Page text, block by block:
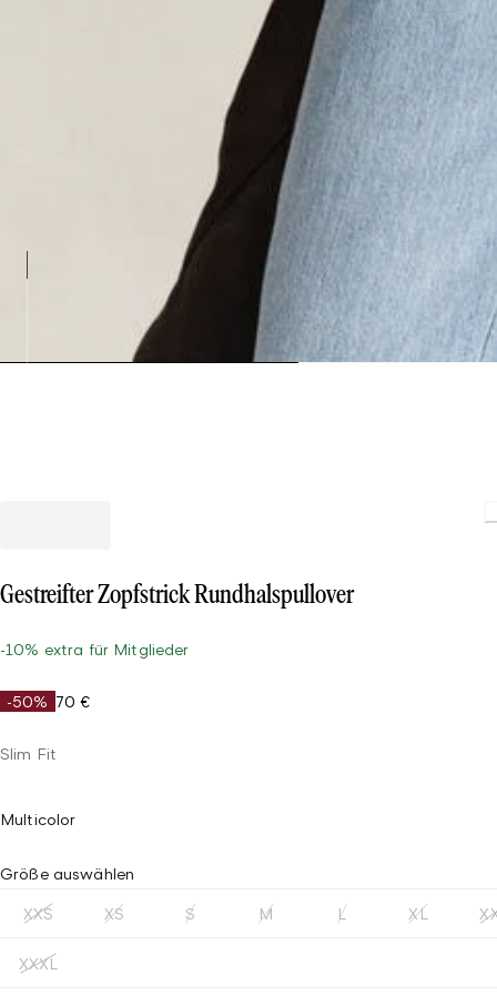
Gestreifter Zopfstrick Rundhalspullover
-10% extra für Mitglieder
-50% 70 €
Slim Fit
Multicolor
Größe auswählen
XXS XS S M L XL
XXXL